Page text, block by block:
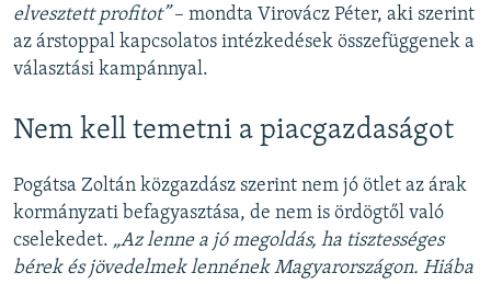
elvesztett profitot”– mondta Virovácz Péter, aki szerint
az árstoppal kapcsolatos intézkedések összefüggenek a
választási kampánnyal.
Nem kell temetni a piacgazdaságot
Pogátsa Zoltán közgazdász szerint nem jó ötlet az árak
kormányzati befagyasztása, de nem is ördögtől való
cselekedet. „Az lenne a jó megoldás, ha tisztességes
bérek és jövedelmek lennének Magyarországon. Hiába